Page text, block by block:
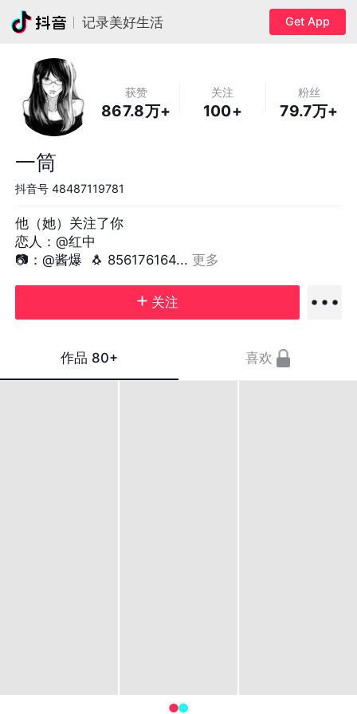
记录美好生活 Get App
获赞
867.8万+
关注
100+
粉丝
79.7万+
一筒
抖音号 48487119781
他（她）关注了你
恋人：@红中
📷：@酱爆  🐧 856176164... 更多
关注
作品 80+ 喜欢